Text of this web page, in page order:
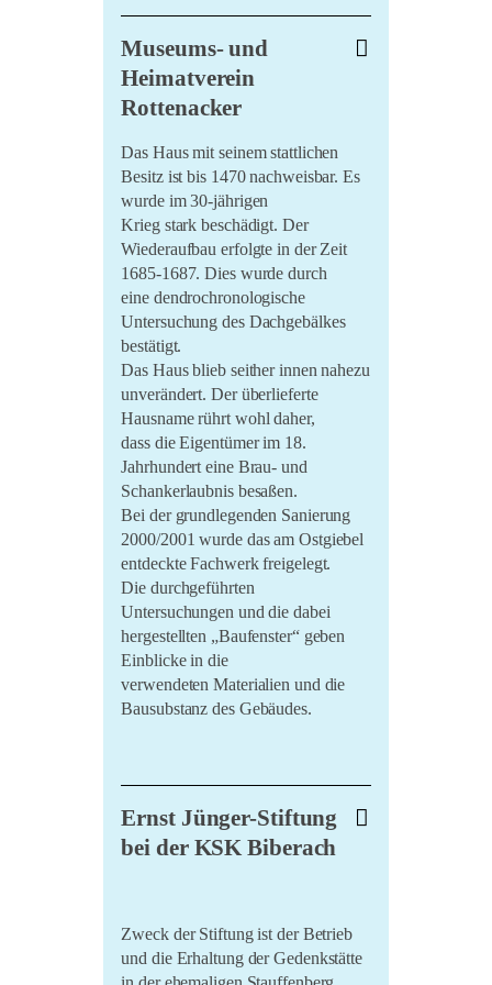
Im Marienland 2020
Museums- und
Heimatverein
Rottenacker
Das Haus mit seinem stattlichen
Besitz ist bis 1470 nachweisbar. Es
wurde im 30-jährigen
Krieg stark beschädigt. Der
Wiederaufbau erfolgte in der Zeit
1685-1687. Dies wurde durch
eine dendrochronologische
Untersuchung des Dachgebälkes
bestätigt.
Das Haus blieb seither innen nahezu
unverändert. Der überlieferte
Hausname rührt wohl daher,
dass die Eigentümer im 18.
Jahrhundert eine Brau- und
Schankerlaubnis besaßen.
Bei der grundlegenden Sanierung
2000/2001 wurde das am Ostgiebel
entdeckte Fachwerk freigelegt.
Die durchgeführten
Untersuchungen und die dabei
hergestellten „Baufenster“ geben
Einblicke in die
verwendeten Materialien und die
Bausubstanz des Gebäudes.
Ernst Jünger-Stiftung
bei der KSK Biberach
Zweck der Stiftung ist der Betrieb
und die Erhaltung der Gedenkstätte